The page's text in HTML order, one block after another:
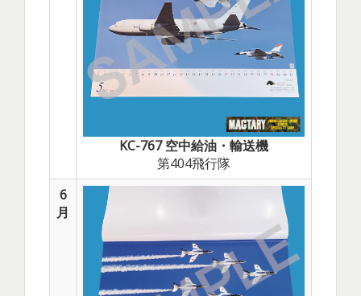
KC-767 空中給油・輸送機
第404飛行隊
6
月